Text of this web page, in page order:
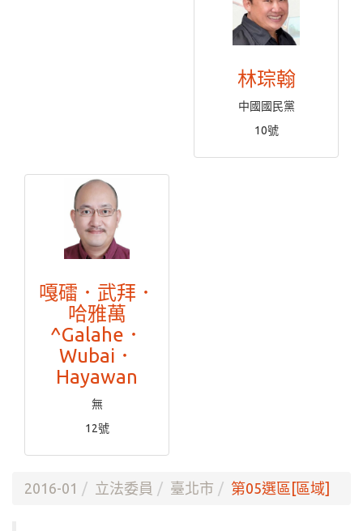
林琮翰
中國國民黨
10號
嘎礌．武拜．
哈雅萬
^Galahe．
Wubai．
Hayawan
無
12號
2016-01 立法委員 臺北市 第05選區[區域]